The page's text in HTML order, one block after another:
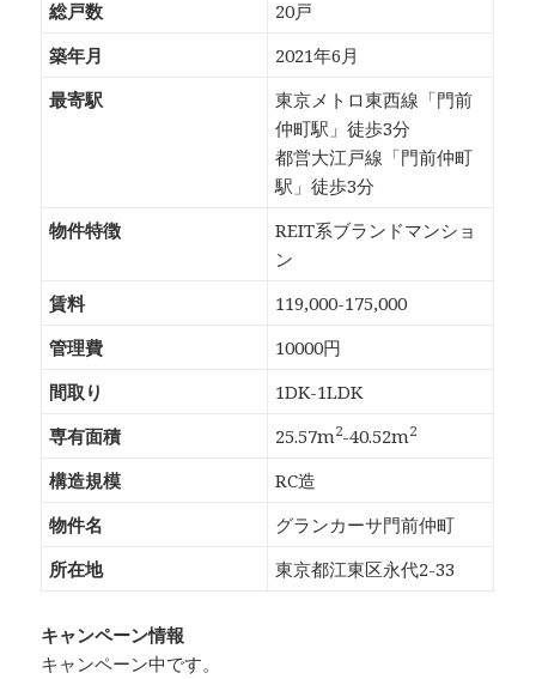
総戸数
20戸
築年月
2021年6月
最寄駅
東京メトロ東西線「門前
仲町駅」徒歩3分
都営大江戸線「門前仲町
駅」徒歩3分
物件特徴
REIT系ブランドマンショ
ン
賃料
119,000-175,000
管理費
10000円
間取り
1DK-1LDK
専有面積
25.57m2-40.52m2
構造規模
RC造
物件名
グランカーサ門前仲町
所在地
東京都江東区永代2-33
キャンペーン情報
キャンペーン中です。